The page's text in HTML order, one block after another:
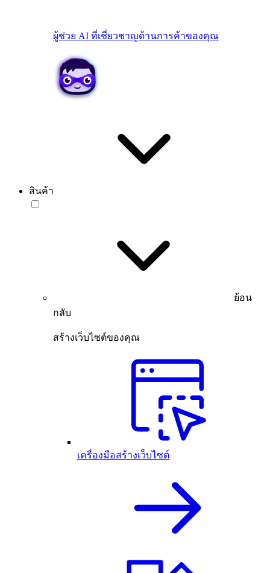
ผู้ช่วย AI ที่เชี่ยวชาญด้านการค้าของคุณ
สินค้า
ย้อน
กลับ
สร้างเว็บไซต์ของคุณ
เครื่องมือสร้างเว็บไซต์